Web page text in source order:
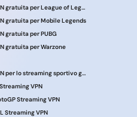
VPN gratuita per League of Legends
gratuita per Mobile Legends
gratuita per PUBG
gratuita per Warzone
VPN per lo streaming sportivo gratuito
VPN
Streaming VPN
Streaming VPN